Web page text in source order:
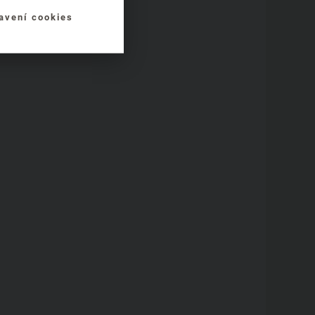
cookies